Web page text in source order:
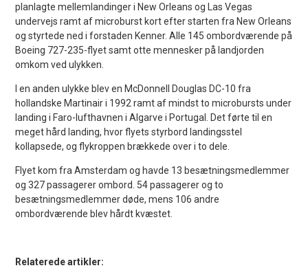
planlagte mellemlandinger i New Orleans og Las Vegas
undervejs ramt af microburst kort efter starten fra New Orleans
og styrtede ned i forstaden Kenner. Alle 145 ombordværende på
Boeing 727-235-flyet samt otte mennesker på landjorden
omkom ved ulykken.
I en anden ulykke blev en McDonnell Douglas DC-10 fra
hollandske Martinair i 1992 ramt af mindst to microbursts under
landing i Faro-lufthavnen i Algarve i Portugal. Det førte til en
meget hård landing, hvor flyets styrbord landingsstel
kollapsede, og flykroppen brækkede over i to dele.
Flyet kom fra Amsterdam og havde 13 besætningsmedlemmer
og 327 passagerer ombord. 54 passagerer og to
besætningsmedlemmer døde, mens 106 andre
ombordværende blev hårdt kvæstet.
Relaterede artikler: